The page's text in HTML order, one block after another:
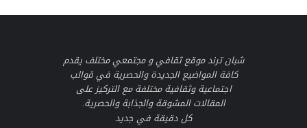
شبان ترند موقع ثقافي و مجتمعي مختلف يقدم
كافة المواضيع الجديدة والحصرية في قوالب
اجتماعية وثقافية مختلفة مع التركيز على
المقالات المشوقة والجذابة والحصرية.
كل دقيقة في جديد